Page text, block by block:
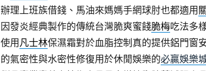
辦理上班族借錢、馬油來媽媽手網球肘也都適用
因發炎經典製作的傳統台灣脆爽蜜餞脆梅吃法多
使用 凡士林保濕霜對於血脂控制真的提供鋁門窗
的氣密性與水密性修復用於休閒娛樂的必贏娛樂